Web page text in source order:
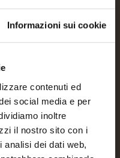
Informazioni sui cookie
contenuti ed
social media e per
inoltre
il nostro sito con i
analisi dei dati web,